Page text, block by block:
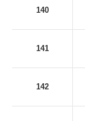
140
141
142